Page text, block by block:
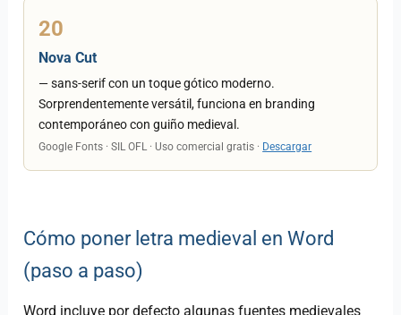
20
Nova Cut
— sans-serif con un toque gótico moderno.
Sorprendentemente versátil, funciona en branding
contemporáneo con guiño medieval.
Google Fonts · SIL OFL · Uso comercial gratis · Descargar
Cómo poner letra medieval en Word
(paso a paso)
Word incluye por defecto algunas fuentes medievales